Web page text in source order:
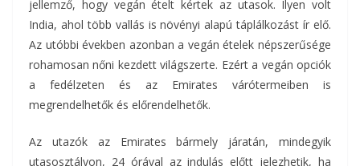
jellemző, hogy vegán ételt kértek az utasok. Ilyen volt
India, ahol több vallás is növényi alapú táplálkozást ír elő.
Az utóbbi években azonban a vegán ételek népszerűsége
rohamosan nőni kezdett világszerte. Ezért a vegán opciók
a fedélzeten és az Emirates várótermeiben is
megrendelhetők és előrendelhetők.
Az utazók az Emirates bármely járatán, mindegyik
utasosztályon, 24 órával az indulás előtt jelezhetik, ha